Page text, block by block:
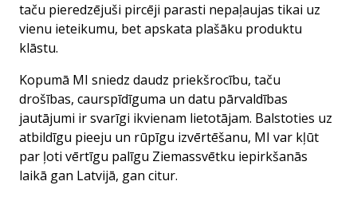
taču pieredzējuši pircēji parasti nepaļaujas tikai uz
vienu ieteikumu, bet apskata plašāku produktu
klāstu.
Kopumā MI sniedz daudz priekšrocību, taču
drošības, caurspīdīguma un datu pārvaldības
jautājumi ir svarīgi ikvienam lietotājam. Balstoties uz
atbildīgu pieeju un rūpīgu izvērtēšanu, MI var kļūt
par ļoti vērtīgu palīgu Ziemassvētku iepirkšanās
laikā gan Latvijā, gan citur.